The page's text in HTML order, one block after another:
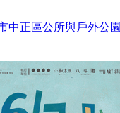
中正區公所與戶外公園